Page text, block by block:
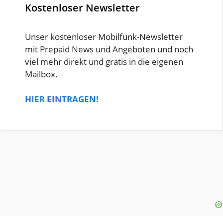
Kostenloser Newsletter
Unser kostenloser Mobilfunk-Newsletter
mit Prepaid News und Angeboten und noch
viel mehr direkt und gratis in die eigenen
Mailbox.
HIER EINTRAGEN!